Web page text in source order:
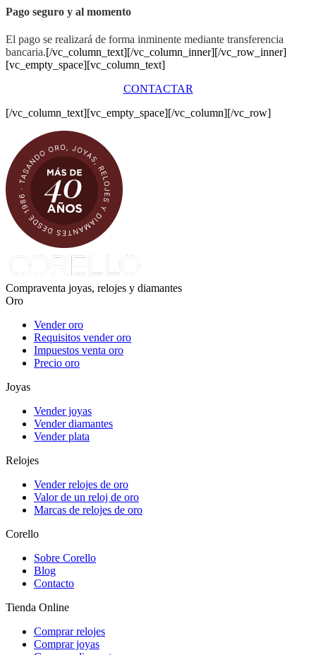
Pago seguro y al momento
El pago se realizará de forma inminente mediante transferencia
bancaria.[/vc_column_text][/vc_column_inner][/vc_row_inner]
[vc_empty_space][vc_column_text]
CONTACTAR
[/vc_column_text][vc_empty_space][/vc_column][/vc_row]
Compraventa joyas, relojes y diamantes
Oro
Vender oro
Requisitos vender oro
Impuestos venta oro
Precio oro
Joyas
Vender joyas
Vender diamantes
Vender plata
Relojes
Vender relojes de oro
Valor de un reloj de oro
Marcas de relojes de oro
Corello
Sobre Corello
Blog
Contacto
Tienda Online
Comprar relojes
Comprar joyas